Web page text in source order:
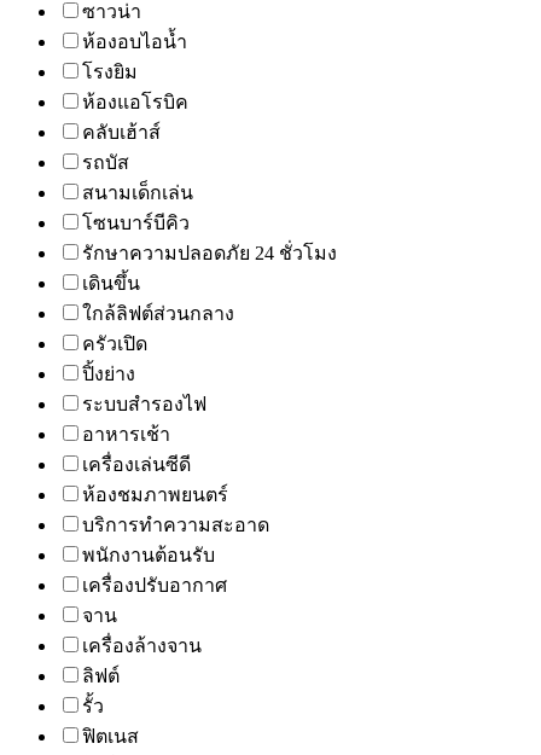
ซาวน่า
ห้องอบไอน้ำ
โรงยิม
ห้องแอโรบิค
คลับเฮ้าส์
รถบัส
สนามเด็กเล่น
โซนบาร์บีคิว
รักษาความปลอดภัย 24 ชั่วโมง
เดินขึ้น
ใกล้ลิฟต์ส่วนกลาง
ครัวเปิด
ปิ้งย่าง
ระบบสำรองไฟ
อาหารเช้า
เครื่องเล่นซีดี
ห้องชมภาพยนตร์
บริการทำความสะอาด
พนักงานต้อนรับ
เครื่องปรับอากาศ
จาน
เครื่องล้างจาน
ลิฟต์
รั้ว
ฟิตเนส